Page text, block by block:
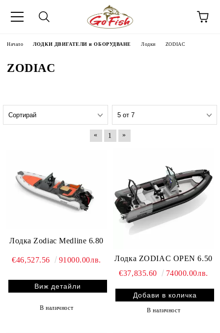
Начало ЛОДКИ ДВИГАТЕЛИ и ОБОРУДВАНЕ Лодки ZODIAC
ZODIAC
« 1 »
Лодка Zodiac Medline 6.80
€46,527.56 91000.00лв.
Виж детайли
В наличност
Лодка ZODIAC OPEN 6.50
€37,835.60
74000.00лв.
В наличност